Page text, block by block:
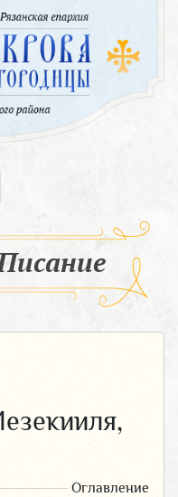
Оглавление